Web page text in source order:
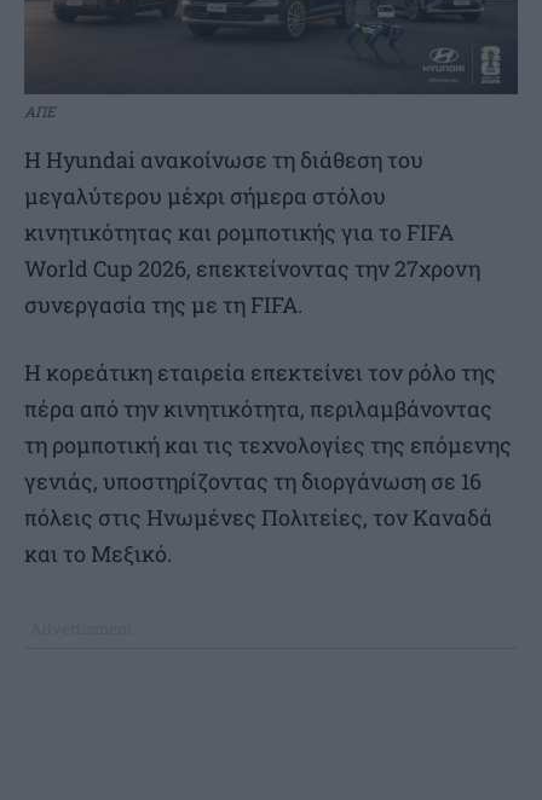
ΑΠΕ
Η Hyundai ανακοίνωσε τη διάθεση του
μεγαλύτερου μέχρι σήμερα στόλου
κινητικότητας και ρομποτικής για το FIFA
World Cup 2026, επεκτείνοντας την 27χρονη
συνεργασία της με τη FIFA.
Η κορεάτικη εταιρεία επεκτείνει τον ρόλο της
πέρα από την κινητικότητα, περιλαμβάνοντας
τη ρομποτική και τις τεχνολογίες της επόμενης
γενιάς, υποστηρίζοντας τη διοργάνωση σε 16
πόλεις στις Ηνωμένες Πολιτείες, τον Καναδά
και το Μεξικό.